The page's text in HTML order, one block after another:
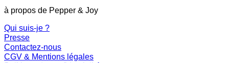
à propos de Pepper & Joy
Qui suis-je ?
Presse
Contactez-nous
CGV & Mentions légales